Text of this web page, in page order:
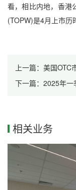
看，相比内地，香港
(TOPW)是4月上市历
上一篇：美国
相关业务